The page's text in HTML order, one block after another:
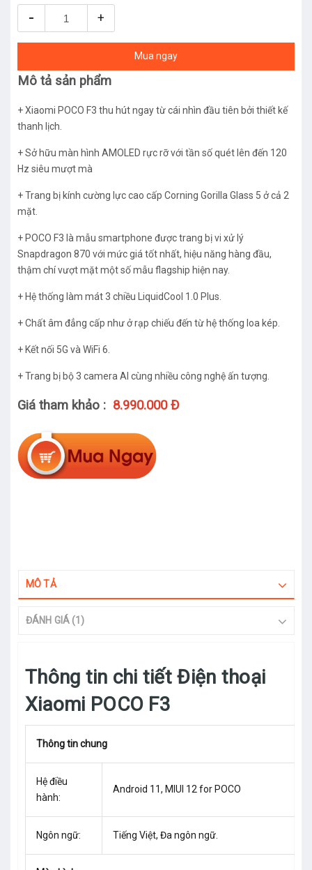
- +
Mua ngay
Mô tả sản phẩm
+ Xiaomi POCO F3 thu hút ngay từ cái nhìn đầu tiên bởi thiết kế
thanh lịch.
+ Sở hữu màn hình AMOLED rực rỡ với tần số quét lên đến 120
Hz siêu mượt mà
+ Trang bị kính cường lực cao cấp Corning Gorilla Glass 5 ở cả 2
mặt.
+ POCO F3 là mẫu smartphone được trang bị vi xử lý
Snapdragon 870 với mức giá tốt nhất, hiệu năng hàng đầu,
thậm chí vượt mặt một số mẫu flagship hiện nay.
+ Hệ thống làm mát 3 chiều LiquidCool 1.0 Plus.
+ Chất âm đẳng cấp như ở rạp chiếu đến từ hệ thống loa kép.
+ Kết nối 5G và WiFi 6.
+ Trang bị bộ 3 camera AI cùng nhiều công nghệ ấn tượng.
Giá tham khảo : 8.990.000 Đ
MÔ TẢ
ĐÁNH GIÁ (1)
Thông tin chi tiết Điện thoại
Xiaomi POCO F3
Thông tin chung
Hệ điều
hành:
Android 11, MIUI 12 for POCO
Ngôn ngữ: Tiếng Việt, Đa ngôn ngữ.